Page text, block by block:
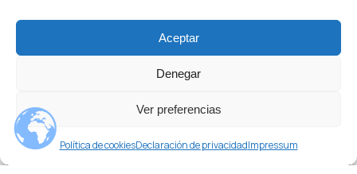
Aceptar
Denegar
Ver preferencias
Política de cookiesDeclaración de privacidadImpressum
¿Necesitas ayuda?